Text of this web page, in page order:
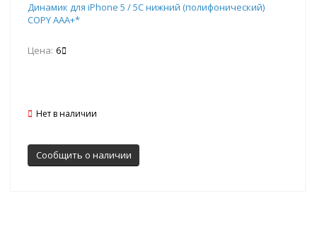
Динамик для iPhone 5 / 5С нижний (полифонический)
COPY AAA+*
Цена: 6
Нет в наличии
Сообщить о наличии